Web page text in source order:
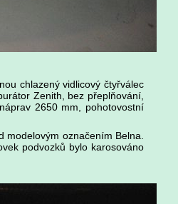
chlazený vidlicový čtyřválec
Zenith, bez přeplňování,
2650 mm, pohotovostní
označením Belna.
podvozků bylo karosováno